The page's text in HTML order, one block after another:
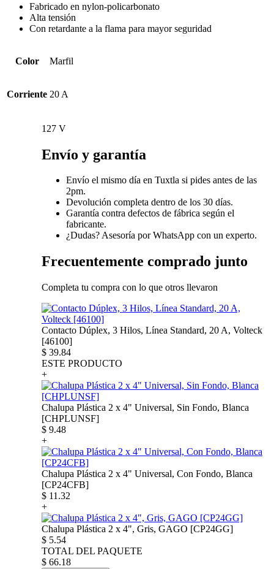
Fabricado en nylon-policarbonato
Alta tensión
Con retardante a la flama para mayor seguridad
Color Marfil
Corriente 20 A
127 V
Envío y garantía
Envío el mismo día en Tuxtla si pides antes de las
2pm.
Devolución completa dentro de los 30 días.
Garantía contra defectos de fábrica según el
fabricante.
¿Dudas? Asesoría por WhatsApp con un experto.
Frecuentemente comprado junto
Completa tu compra con lo que otros llevaron
Contacto Dúplex, 3 Hilos, Línea Standard, 20 A, Volteck
[46100]
$ 39.84
ESTE PRODUCTO
+
Chalupa Plástica 2 x 4" Universal, Sin Fondo, Blanca
[CHPLUNSF]
$ 9.48
+
Chalupa Plástica 2 x 4" Universal, Con Fondo, Blanca
[CP24CFB]
$ 11.32
+
Chalupa Plástica 2 x 4", Gris, GAGO [CP24GG]
$ 5.54
TOTAL DEL PAQUETE
$ 66.18